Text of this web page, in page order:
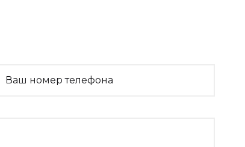
Ваш номер телефона